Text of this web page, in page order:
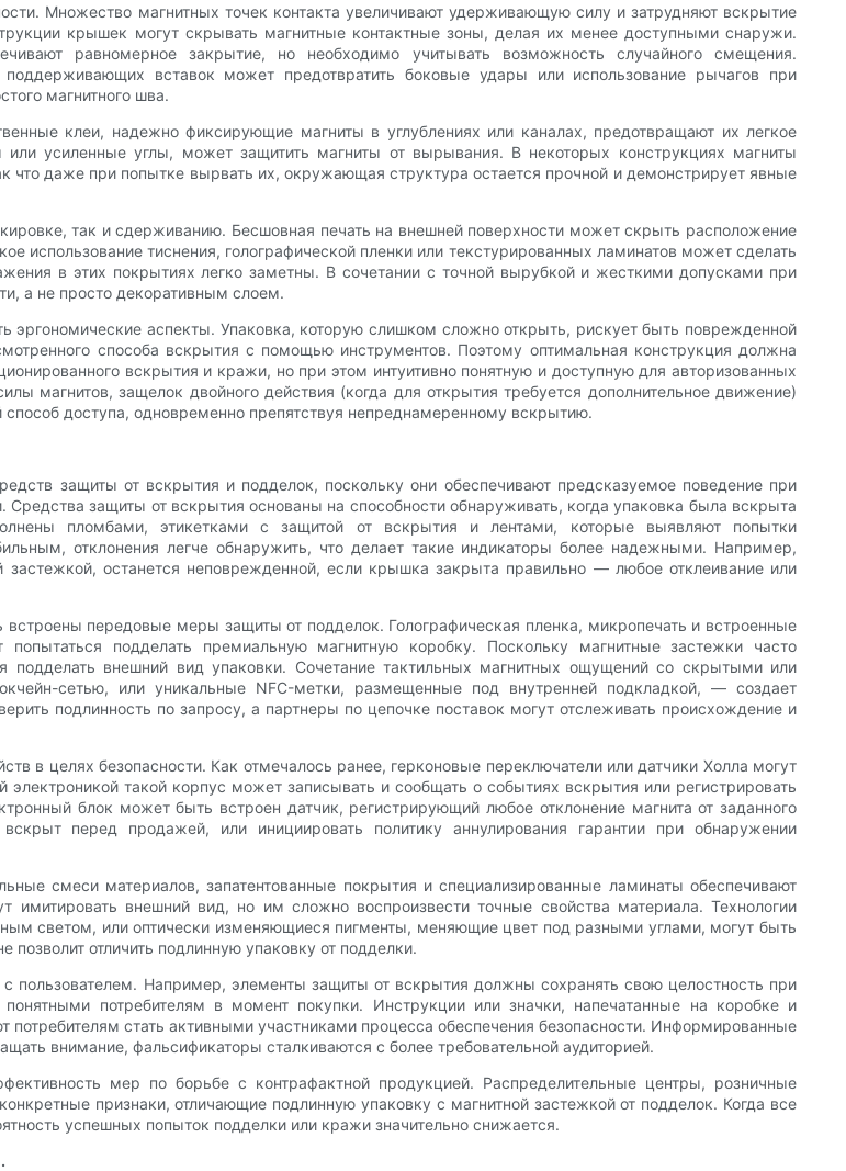
Множество магнитных точек контакта увеличивают удерживающую силу и затрудняют вскрытие
крышек могут скрывать магнитные контактные зоны, делая их менее доступными снаружи.
равномерное закрытие, но необходимо учитывать возможность случайного смещения.
вставок может предотвратить боковые удары или использование рычагов при
магнитного шва.
клеи, надежно фиксирующие магниты в углублениях или каналах, предотвращают их легкое
или усиленные углы, может защитить магниты от вырывания. В некоторых конструкциях магниты
даже при попытке вырвать их, окружающая структура остается прочной и демонстрирует явные
так и сдерживанию. Бесшовная печать на внешней поверхности может скрыть расположение
использование тиснения, голографической пленки или текстурированных ламинатов может сделать
в этих покрытиях легко заметны. В сочетании с точной вырубкой и жесткими допусками при
а не просто декоративным слоем.
эргономические аспекты. Упаковка, которую слишком сложно открыть, рискует быть поврежденной
способа вскрытия с помощью инструментов. Поэтому оптимальная конструкция должна
вскрытия и кражи, но при этом интуитивно понятную и доступную для авторизованных
магнитов, защелок двойного действия (когда для открытия требуется дополнительное движение)
доступа, одновременно препятствуя непреднамеренному вскрытию.
защиты от вскрытия и подделок, поскольку они обеспечивают предсказуемое поведение при
защиты от вскрытия основаны на способности обнаруживать, когда упаковка была вскрыта
пломбами, этикетками с защитой от вскрытия и лентами, которые выявляют попытки
отклонения легче обнаружить, что делает такие индикаторы более надежными. Например,
останется неповрежденной, если крышка закрыта правильно — любое отклеивание или
передовые меры защиты от подделок. Голографическая пленка, микропечать и встроенные
подделать премиальную магнитную коробку. Поскольку магнитные застежки часто
подделать внешний вид упаковки. Сочетание тактильных магнитных ощущений со скрытыми или
сетью, или уникальные NFC-метки, размещенные под внутренней подкладкой, — создает
подлинность по запросу, а партнеры по цепочке поставок могут отслеживать происхождение и
в целях безопасности. Как отмечалось ранее, герконовые переключатели или датчики Холла могут
такой корпус может записывать и сообщать о событиях вскрытия или регистрировать
блок может быть встроен датчик, регистрирующий любое отклонение магнита от заданного
перед продажей, или инициировать политику аннулирования гарантии при обнаружении
смеси материалов, запатентованные покрытия и специализированные ламинаты обеспечивают
имитировать внешний вид, но им сложно воспроизвести точные свойства материала. Технологии
светом, или оптически изменяющиеся пигменты, меняющие цвет под разными углами, могут быть
позволит отличить подлинную упаковку от подделки.
пользователем. Например, элементы защиты от вскрытия должны сохранять свою целостность при
потребителям в момент покупки. Инструкции или значки, напечатанные на коробке и
стать активными участниками процесса обеспечения безопасности. Информированные
внимание, фальсификаторы сталкиваются с более требовательной аудиторией.
мер по борьбе с контрафактной продукцией. Распределительные центры, розничные
признаки, отличающие подлинную упаковку с магнитной застежкой от подделок. Когда все
успешных попыток подделки или кражи значительно снижается.